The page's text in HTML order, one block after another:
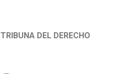
TRIBUNA DEL DERECHO